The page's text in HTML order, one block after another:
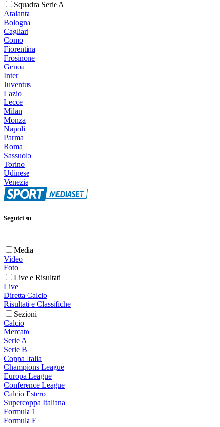
Squadra Serie A
Atalanta
Bologna
Cagliari
Como
Fiorentina
Frosinone
Genoa
Inter
Juventus
Lazio
Lecce
Milan
Monza
Napoli
Parma
Roma
Sassuolo
Torino
Udinese
Venezia
Seguici su
Media
Video
Foto
Live e Risultati
Live
Diretta Calcio
Risultati e Classifiche
Sezioni
Calcio
Mercato
Serie A
Serie B
Coppa Italia
Champions League
Europa League
Conference League
Calcio Estero
Supercoppa Italiana
Formula 1
Formula E